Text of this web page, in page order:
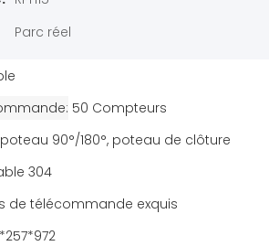
Parc réel
50 Compteurs
90°/180°, poteau de clôture
304
de télécommande exquis